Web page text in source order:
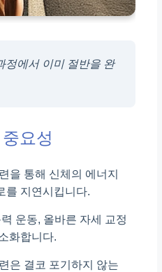
정에서 이미 절반을 완
요성
을 통해 신체의 에너지
를 지연시킵니다.
운동, 올바른 자세 교정
화합니다.
은 결코 포기하지 않는